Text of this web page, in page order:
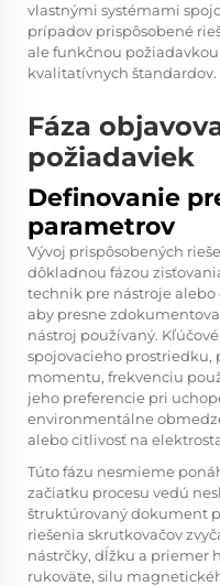
vlastnými systémami
prípadov prispôsobené
ale funkčnou
kvalitatívnych štandardov.
Fáza
požiadaviek
Definovanie
parametrov
Vývoj prispôsobených
dôkladnou fázou
technik pre nástroje
aby presne
nástroj používaný.
spojovacieho prostriedku,
momentu, frekvenciu
jeho preferencie pri
environmentálne
alebo citlivosť na
Túto fázu nesmieme
začiatku procesu vedú
štruktúrovaný dokument
riešenia skrutkovačov
nástrčky, dĺžku a priemer
rukoväte, silu